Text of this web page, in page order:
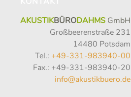
AKUSTIKBÜRODAHMS GmbH
Großbeerenstraße 231
14480 Potsdam
Tel.: +49-331-983940-00
Fax.: +49-331-983940-20
info@akustikbuero.de